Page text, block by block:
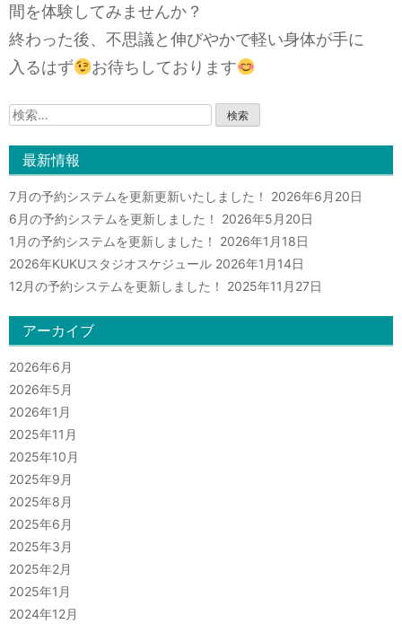
間を体験してみませんか？
終わった後、不思議と伸びやかで軽い身体が手に
入るはず
お待ちしております
検
索:
最新情報
7月の予約システムを更新更新いたしました！
2026年6月20日
6月の予約システムを更新しました！
2026年5月20日
1月の予約システムを更新しました！
2026年1月18日
2026年KUKUスタジオスケジュール 2026年1月14日
12月の予約システムを更新しました！
2025年11月27日
アーカイブ
2026年6月
2026年5月
2026年1月
2025年11月
2025年10月
2025年9月
2025年8月
2025年6月
2025年3月
2025年2月
2025年1月
2024年12月